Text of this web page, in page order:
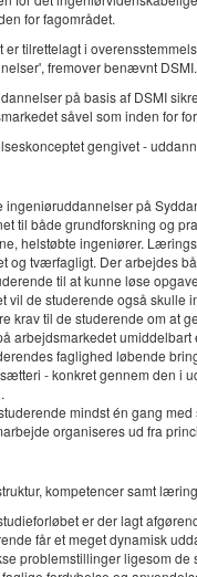
for fagområdet.
tilrettelagt i
fremover benævnt DSMI.
på basis af DSMI
såvel som inden for
gengivet -
ingeniøruddannelser på
til både grundforskning og
helstøbte ingeniører.
og tværfagligt. Der arbejdes
til at kunne løse
vil de studerende også
krav til de studerende om at
arbejdsmarkedet
faglighed løbende
- konkret gennem den i
mindst én gang
organiseres ud fra
kompetencer samt
er der lagt
får et meget dynamisk
problemstillinger ligesom